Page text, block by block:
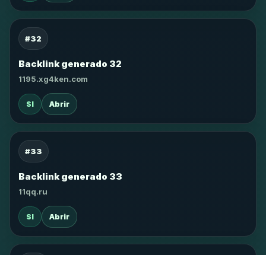
#32
Backlink generado 32
1195.xg4ken.com
SI Abrir
#33
Backlink generado 33
11qq.ru
SI Abrir